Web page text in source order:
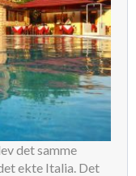
det samme
ekte Italia. Det